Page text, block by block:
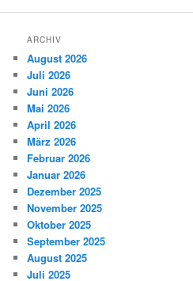
ARCHIV
August 2026
Juli 2026
Juni 2026
Mai 2026
April 2026
März 2026
Februar 2026
Januar 2026
Dezember 2025
November 2025
Oktober 2025
September 2025
August 2025
Juli 2025